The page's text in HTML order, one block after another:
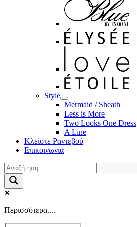
Style
Mermaid / Sheath
Less is More
Two Looks One Dress
A Line
Κλείστε Ραντεβού
Επικοινωνία
Περισσότερα....